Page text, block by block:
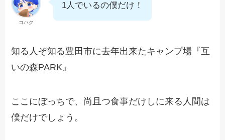
コハク
1人でいるの僕だけ！
知る人ぞ知る豊田市に去年出来たキャンプ場『互
いの森PARK』
ここにぼっちで、尚且つ食事だけしに来る人間は
僕だけでしょう。